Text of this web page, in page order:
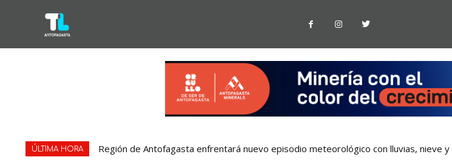
ÚLTIMA HORA Región de Antofagasta enfrentará nuevo episodio meteorológico con lluvias, nieve